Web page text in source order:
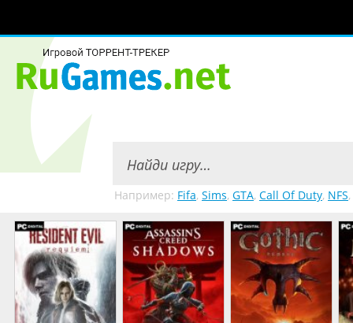
Например: Fifa, Sims, GTA, Call Of Duty, NFS,